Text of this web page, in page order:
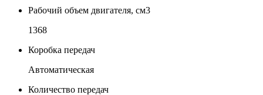
Рабочий объем двигателя, см3
1368
Коробка передач
Автоматическая
Количество передач